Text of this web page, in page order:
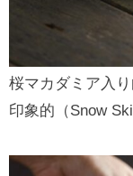
桜マカダミア入
印象的（Snow